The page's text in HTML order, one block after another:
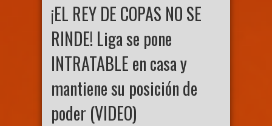
¡EL REY DE COPAS NO SE
RINDE! Liga se pone
INTRATABLE en casa y
mantiene su posición de
poder (VIDEO)